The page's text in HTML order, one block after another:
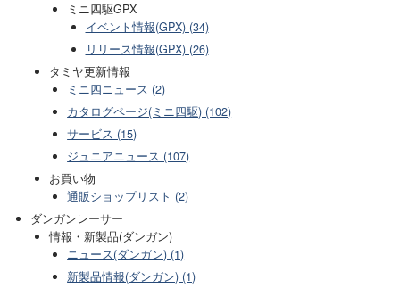
ミニ四駆GPX
イベント情報(GPX) (34)
リリース情報(GPX) (26)
タミヤ更新情報
ミニ四ニュース (2)
カタログページ(ミニ四駆) (102)
サービス (15)
ジュニアニュース (107)
お買い物
通販ショップリスト (2)
ダンガンレーサー
情報・新製品(ダンガン)
ニュース(ダンガン) (1)
新製品情報(ダンガン) (1)